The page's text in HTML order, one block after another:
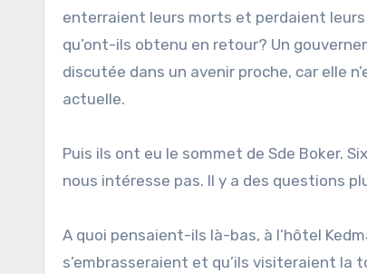
enterraient leurs morts et perdaient
qu’ont-ils obtenu en retour? Un
discutée dans un avenir proche, car elle
actuelle.
Puis ils ont eu le sommet de Sde Boker.
nous intéresse pas. Il y a des questions
A quoi pensaient-ils là-bas, à l’hôtel
s’embrasseraient et qu’ils visiteraient la